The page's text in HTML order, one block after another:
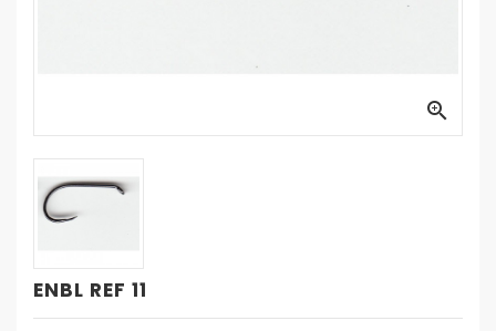
Outils de montage, lampes UV
Moulinets
Boites et sacoche de rangement
Nylons pour pointes et bas de lignes

ENBL REF 11